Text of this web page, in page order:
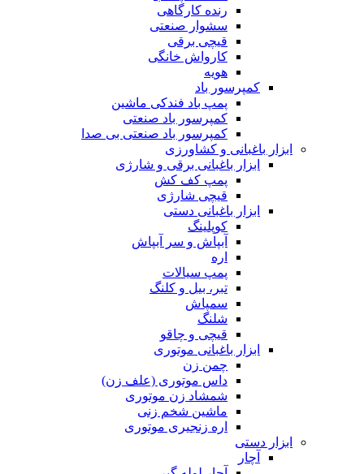
رنده کارگاهی
سشوار صنعتی
قیچی برقی
کارواش خانگی
هویه
کمپرسور باد
پمپ باد فندکی ماشین
کمپرسور باد صنعتی
کمپرسور باد صنعتی بی صدا
ابزار باغبانی و کشاورزی
ابزار باغبانی برقی و شارژی
پمپ کف کش
قیچی شارژی
ابزار باغبانی دستی
کوپلینگ
آبپاش و سر آبپاش
اره
پمپ سیالات
تبر، بیل و کلنگ
سمپاش
شلنگ
قیچی و چاقو
ابزار باغبانی موتوری
چمن زن
داس موتوری (علف زن)
شمشاد زن موتوری
ماشین شخم زنی
اره زنجیری موتوری
ابزار دستی
آچار